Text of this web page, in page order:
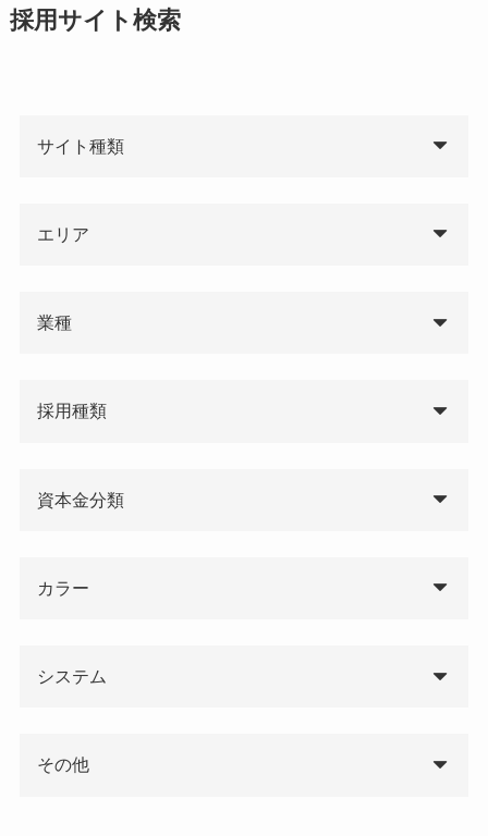
採用サイト検索
サイト種類
エリア
業種
採用種類
資本金分類
カラー
システム
その他